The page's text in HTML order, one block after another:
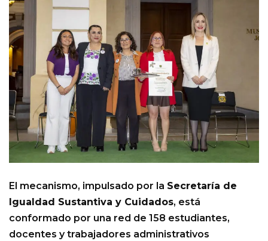
El mecanismo, impulsado por la Secretaría de
Igualdad Sustantiva y Cuidados, está
conformado por una red de 158 estudiantes,
docentes y trabajadores administrativos